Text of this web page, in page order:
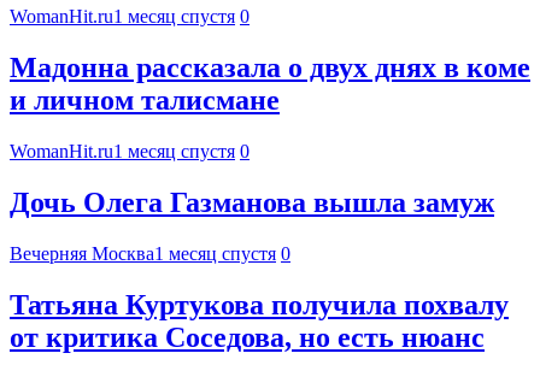
WomanHit.ru1 месяц спустя 0
Мадонна рассказала о двух днях в коме
и личном талисмане
WomanHit.ru1 месяц спустя 0
Дочь Олега Газманова вышла замуж
Вечерняя Москва1 месяц спустя 0
Татьяна Куртукова получила похвалу
от критика Соседова, но есть нюанс